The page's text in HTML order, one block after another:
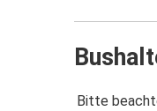
Bitte